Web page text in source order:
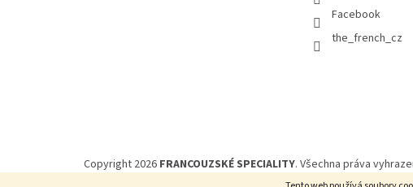
Facebook
the_french_cz
Copyright 2026 FRANCOUZSKÉ SPECIALITY. Všechna práva